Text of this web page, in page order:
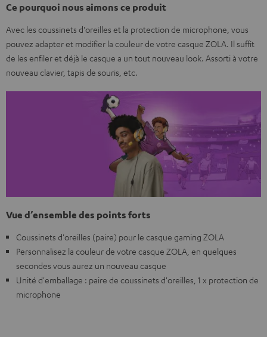
Ce pourquoi nous aimons ce produit
Avec les coussinets d'oreilles et la protection de microphone, vous
pouvez adapter et modifier la couleur de votre casque ZOLA. Il suffit
de les enfiler et déjà le casque a un tout nouveau look. Assorti à votre
nouveau clavier, tapis de souris, etc.
Vue d’ensemble des points forts
Coussinets d'oreilles (paire) pour le casque gaming ZOLA
Personnalisez la couleur de votre casque ZOLA, en quelques
secondes vous aurez un nouveau casque
Unité d'emballage : paire de coussinets d'oreilles, 1 x protection de
microphone